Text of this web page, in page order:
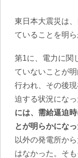
東日本大震災は
ていることを明ら
第1に、電力に関
ていないことが
行われ、その後
迫する状況になっ
には、需給逼迫
とが明らかにな
以外の発電所か
はなかった。そ